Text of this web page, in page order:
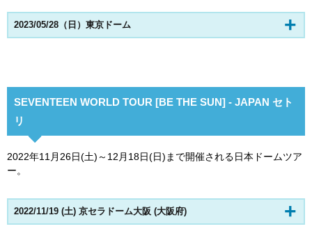
2023/05/28（日）東京ドーム
SEVENTEEN WORLD TOUR [BE THE SUN] - JAPAN セト
リ
2022年11月26日(土)～12月18日(日)まで開催される日本ドームツア
ー。
2022/11/19 (土) 京セラドーム大阪 (大阪府)